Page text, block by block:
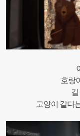
호랑
고양이 같다